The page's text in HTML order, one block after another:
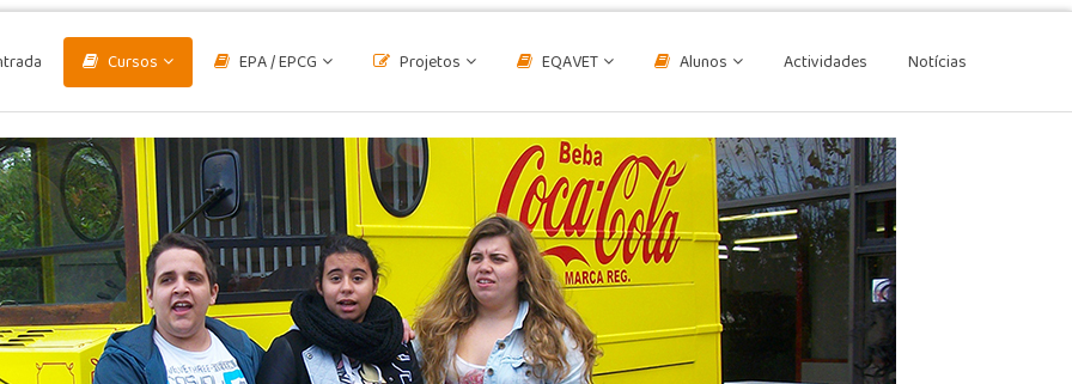
Cursos EPA / EPCG Projetos EQAVET Alunos Actividades Notícias